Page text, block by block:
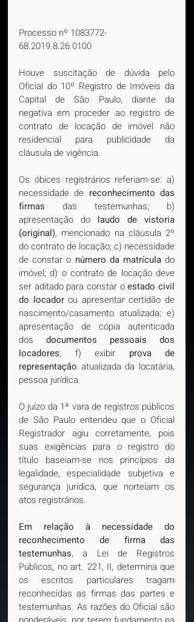
Processo nº 1083772-
68.2019.8.26.0100
Houve suscitação de dúvida pelo
Oficial do 10º Registro de Imóveis da
Capital de São Paulo, diante da
negativa em proceder ao registro de
contrato de locação de imóvel não
residencial para publicidade da
cláusula de vigência.
Os óbices registrários referiam-se: a)
necessidade de reconhecimento das
firmas das testemunhas; b)
apresentação do laudo de vistoria
(original), mencionado na cláusula 2º
do contrato de locação; c) necessidade
de constar o número da matrícula do
imóvel; d) o contrato de locação deve
ser aditado para constar o estado civil
do locador ou apresentar certidão de
nascimento/casamento atualizada; e)
apresentação de cópia autenticada
dos documentos pessoais dos
locadores; f) exibir prova de
representação atualizada da locatária,
pessoa jurídica.
O juízo da 1ª vara de registros públicos
de São Paulo entendeu que o Oficial
Registrador agiu corretamente, pois
suas exigências para o registro do
título baseiam-se nos princípios da
legalidade, especialidade subjetiva e
segurança jurídica, que norteiam os
atos registrários.
Em relação à necessidade do
reconhecimento de firma das
testemunhas, a Lei de Registros
Públicos, no art. 221, II, determina que
os escritos particulares tragam
reconhecidas as firmas das partes e
testemunhas. As razões do Oficial são